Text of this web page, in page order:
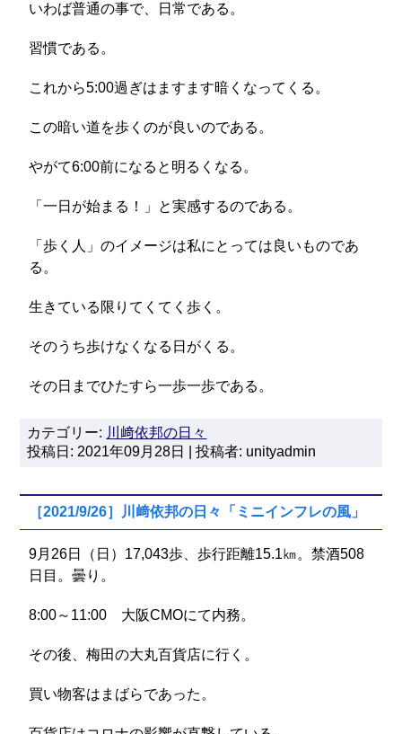
いわば普通の事で、日常である。
習慣である。
これから5:00過ぎはますます暗くなってくる。
この暗い道を歩くのが良いのである。
やがて6:00前になると明るくなる。
「一日が始まる！」と実感するのである。
「歩く人」のイメージは私にとっては良いものであ
る。
生きている限りてくてく歩く。
そのうち歩けなくなる日がくる。
その日までひたすら一歩一歩である。
カテゴリー: 川﨑依邦の日々
投稿日: 2021年09月28日 | 投稿者: unityadmin
［2021/9/26］川﨑依邦の日々「ミニインフレの風」
9月26日（日）17,043歩、歩行距離15.1㎞。禁酒508
日目。曇り。
8:00～11:00 大阪CMOにて内務。
その後、梅田の大丸百貨店に行く。
買い物客はまばらであった。